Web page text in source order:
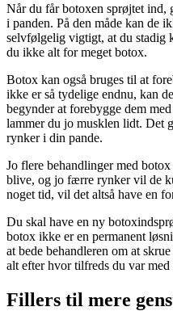
Når du får botoxen sprøjtet ind,
i panden. På den måde kan de
selvfølgelig vigtigt, at du stadig
du ikke alt for meget botox.
Botox kan også bruges til at
ikke er så tydelige endnu, kan
begynder at forebygge dem
lammer du jo musklen lidt. Det
rynker i din pande.
Jo flere behandlinger med
blive, og jo færre rynker vil de
noget tid, vil det altså have en
Du skal have en ny
botox ikke er en permanent
at bede behandleren om at
alt efter hvor tilfreds du var med
Fillers til mere